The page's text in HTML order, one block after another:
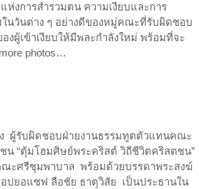
ห่งการสำรวมตน ความเงียบและการ
นวันต่าง ๆ อย่างดีของหมู่คณะที่รับผิดชอบ
ผู้เข้าเงียบให้มีพละกำลังใหม่ พร้อมที่จะ
photos…
ผู้รับผิดชอบฝ่ายงานธรรมทูตตัวแทนคณะ
“ตุ้มโฮมศิษย์พระคริสต์ วิถีชีวิตคริสตชน”
ะศรีชุมพาบาล พร้อมด้วยบรรดาพระสงฆ์
ปยอแซฟ ลือชัย ธาตุวิสัย เป็นประธานใน